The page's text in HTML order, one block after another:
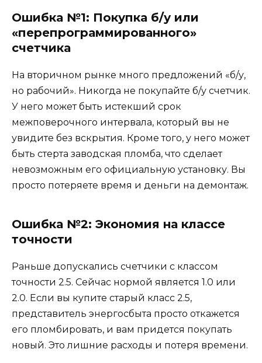
Ошибка №1: Покупка б/у или
«перепрограммированного»
счетчика
На вторичном рынке много предложений «б/у,
но рабочий». Никогда не покупайте б/у счетчик.
У него может быть истекший срок
межповерочного интервала, который вы не
увидите без вскрытия. Кроме того, у него может
быть стерта заводская пломба, что сделает
невозможным его официальную установку. Вы
просто потеряете время и деньги на демонтаж.
Ошибка №2: Экономия на классе
точности
Раньше допускались счетчики с классом
точности 2.5. Сейчас нормой является 1.0 или
2.0. Если вы купите старый класс 2.5,
представитель энергосбыта просто откажется
его пломбировать, и вам придется покупать
новый. Это лишние расходы и потеря времени.